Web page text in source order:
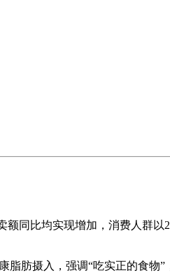
同比均实现增加，消费人群以
摄入，强调“吃实正的食物”